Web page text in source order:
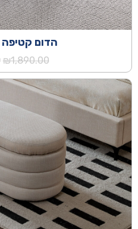
הדום קטיפה
₪1,890.00